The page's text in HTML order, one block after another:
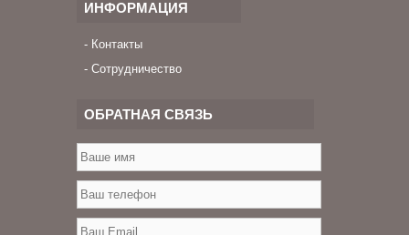
ИНФОРМАЦИЯ
Контакты
Сотрудничество
ОБРАТНАЯ СВЯЗЬ